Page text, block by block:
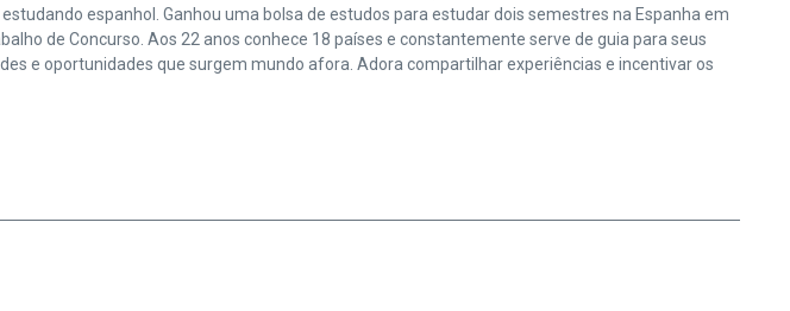
espanhol. Ganhou uma bolsa de estudos para estudar dois semestres na Espanha em
de Concurso. Aos 22 anos conhece 18 países e constantemente serve de guia para seus
e oportunidades que surgem mundo afora. Adora compartilhar experiências e incentivar os